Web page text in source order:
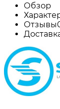
Обзор
Отзывы